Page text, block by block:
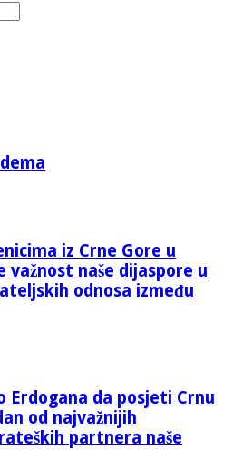
iz Crne Gore u
važnost naše dijaspore u
odnosa između
Erdogana da posjeti Crnu
od najvažnijih
partnera naše